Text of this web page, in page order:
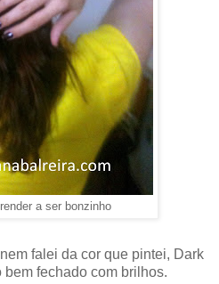
a ser bonzinho
falei da cor que pintei, Dark
fechado com brilhos.